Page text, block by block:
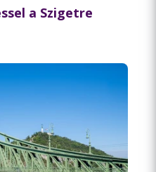
a Szigetre